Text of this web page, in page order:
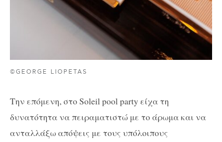
©GEORGE LIOPETAS
Την επόμενη, στο Soleil pool party είχα τη
δυνατότητα να πειραματιστώ με το άρωμα και να
ανταλλάξω απόψεις με τους υπόλοιπους